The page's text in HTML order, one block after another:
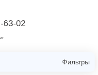
63-02
Фильтры